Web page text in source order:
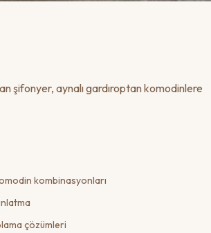
şifonyer, aynalı gardıroptan komodinlere
kombinasyonları
çözümleri